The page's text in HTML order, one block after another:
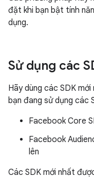
đặt khi bạn bật tính
dụng.
Sử dụng các
Hãy dùng các SDK
bạn đang sử dụng các
Facebook Core
Facebook
lên
Các SDK mới nhất